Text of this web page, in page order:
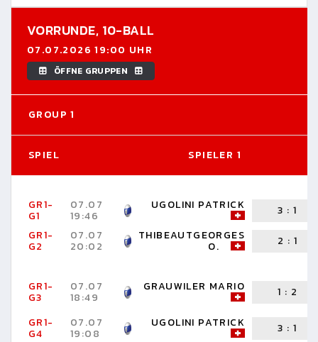
VORRUNDE, 10-BALL
07.07.2026 19:00 UHR
ÖFFNE GRUPPEN
GROUP 1
SPIEL SPIELER 1
GR1-
G1
07.07
19:46
UGOLINI PATRICK 3 :1
GR1-
G2
07.07
20:02
THIBEAUTGEORGES
O. 2 : 1
GR1-
G3
07.07
18:49
GRAUWILER MARIO 1 : 2
GR1-
G4
07.07
19:08
UGOLINI PATRICK 3 :1